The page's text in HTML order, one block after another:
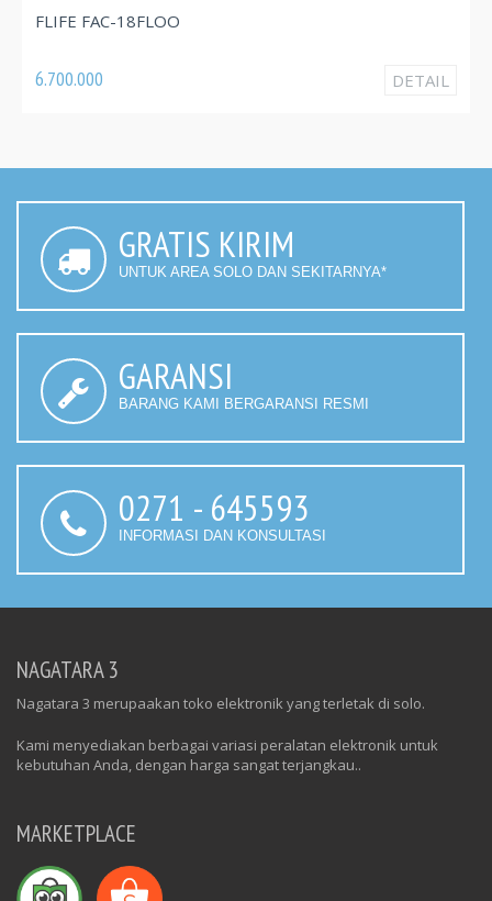
FLIFE FAC-18FLOO
6.700.000 DETAIL
GRATIS KIRIM
UNTUK AREA SOLO DAN SEKITARNYA*
GARANSI
BARANG KAMI BERGARANSI RESMI
0271 - 645593
INFORMASI DAN KONSULTASI
NAGATARA 3
Nagatara 3 merupaakan toko elektronik yang terletak di solo.
Kami menyediakan berbagai variasi peralatan elektronik untuk
kebutuhan Anda, dengan harga sangat terjangkau..
MARKETPLACE